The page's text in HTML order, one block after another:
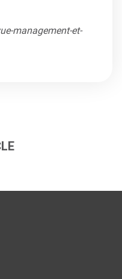
management-et-